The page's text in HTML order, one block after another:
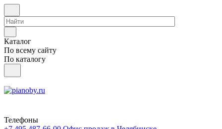
Каталог
По всему сайту
По каталогу
Телефоны